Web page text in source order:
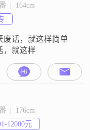
|  164cm
废话，就这样简单
，就这样
|  176cm
12000元